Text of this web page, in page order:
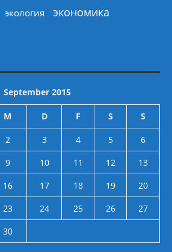
экология экономика
September 2015
M D F S S
2 3 4 5
6
9 10 11 12
13
16 17 18 19
20
23 24 25 26
27
30